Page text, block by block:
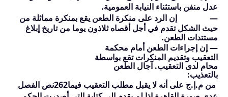
عدل منفن باستثناء النيابة العمومية.
—
إن الرد على منكرة الطعن يقع بمنكرة مماثلة من
حيث الشكل تقدم في أجل أقصاه ثلاذون يوما من تاريخ إبلاغ
مستتدات الطعن.
—إن إجراءات الطعن أمام محكمة
التعقيب وتقديم المنكرات تقع بواسطة
محام لدى التعقيب. آجال الطعن
بالتعذيب:
نص الفصل262من م.إ.ج على أنه لا يقبل مطلب التعقيب فيما